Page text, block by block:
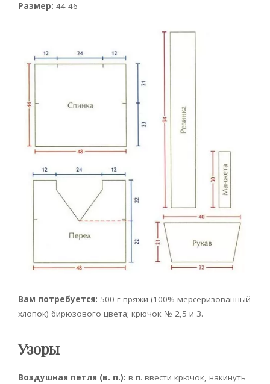
Размер: 44-46
Вам потребуется: 500 г пряжи (100% мерсеризованный
хлопок) бирюзового цвета; крючок № 2,5 и 3.
Узоры
Воздушная петля (в. п.): в п. ввести крючок, накинуть